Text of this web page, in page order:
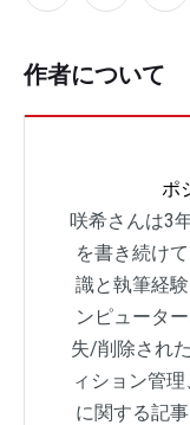
作者について
ポ
咲希さんは3
を書き続け
識と執筆経
ンピュータ
失/削除され
ィション管
に関する記